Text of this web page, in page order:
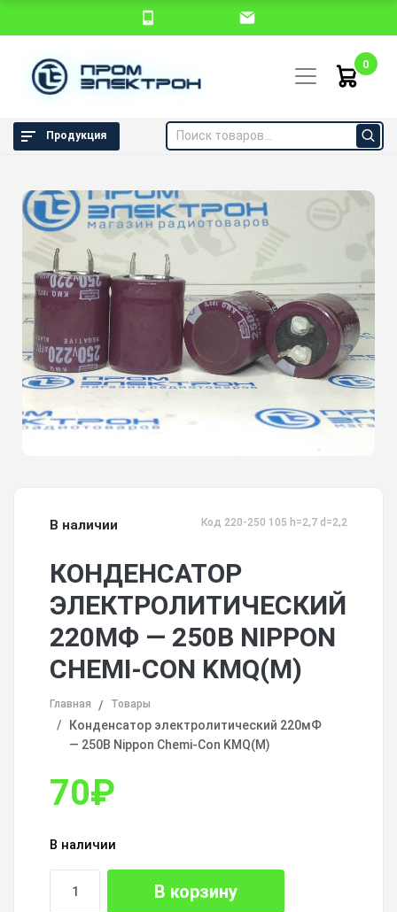
0
Продукция
В наличии Код 220-250 105 h=2,7 d=2,2
КОНДЕНСАТОР
ЭЛЕКТРОЛИТИЧЕСКИЙ
220МФ — 250В NIPPON
CHEMI-CON KMQ(M)
Главная Товары
Конденсатор электролитический 220мФ
— 250В Nippon Chemi-Con KMQ(M)
70₽
В наличии
В корзину